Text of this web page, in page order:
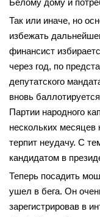
Белому дому и
Так или иначе, но
избежать
финансист
через год, по
депутатского
вновь
Партии народного
нескольких месяцев
терпит неудачу. С
кандидатом в
Теперь посадить
ушел в бега. Он
зарегистрировав в